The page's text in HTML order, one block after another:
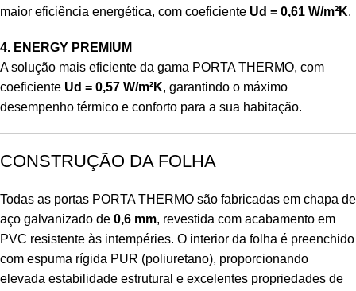
maior eficiência energética, com coeficiente Ud = 0,61 W/m²K.
4. ENERGY PREMIUM
A solução mais eficiente da gama PORTA THERMO, com
coeficiente Ud = 0,57 W/m²K, garantindo o máximo
desempenho térmico e conforto para a sua habitação.
CONSTRUÇÃO DA FOLHA
Todas as portas PORTA THERMO são fabricadas em chapa de
aço galvanizado de 0,6 mm, revestida com acabamento em
PVC resistente às intempéries. O interior da folha é preenchido
com espuma rígida PUR (poliuretano), proporcionando
elevada estabilidade estrutural e excelentes propriedades de